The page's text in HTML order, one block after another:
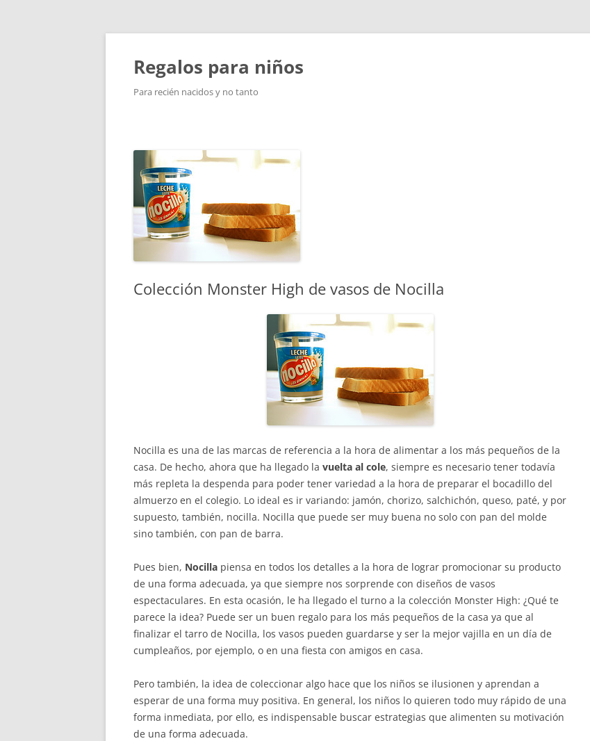
Saltar
contenido
Regalos para niños
Para recién nacidos y no tanto
Colección Monster High de vasos de Nocilla
Nocilla es una de las marcas de referencia a la hora de alimentar a los más pequeños de la
casa. De hecho, ahora que ha llegado la vuelta al cole, siempre es necesario tener todavía
más repleta la despenda para poder tener variedad a la hora de preparar el bocadillo del
almuerzo en el colegio. Lo ideal es ir variando: jamón, chorizo, salchichón, queso, paté, y por
supuesto, también, nocilla. Nocilla que puede ser muy buena no solo con pan del molde
sino también, con pan de barra.
Pues bien, Nocilla piensa en todos los detalles a la hora de lograr promocionar su producto
de una forma adecuada, ya que siempre nos sorprende con diseños de vasos
espectaculares. En esta ocasión, le ha llegado el turno a la colección Monster High: ¿Qué te
parece la idea? Puede ser un buen regalo para los más pequeños de la casa ya que al
finalizar el tarro de Nocilla, los vasos pueden guardarse y ser la mejor vajilla en un día de
cumpleaños, por ejemplo, o en una fiesta con amigos en casa.
Pero también, la idea de coleccionar algo hace que los niños se ilusionen y aprendan a
esperar de una forma muy positiva. En general, los niños lo quieren todo muy rápido de una
forma inmediata, por ello, es indispensable buscar estrategias que alimenten su motivación
de una forma adecuada.